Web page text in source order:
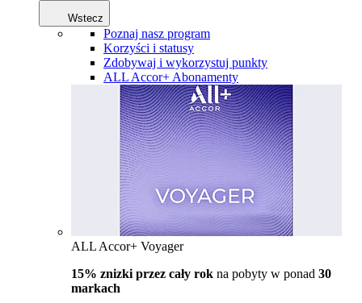
Wstecz
Poznaj nasz program
Korzyści i statusy
Zdobywaj i wykorzystuj punkty
ALL Accor+ Abonamenty
ALL Accor+ Voyager
15% znizki przez cały rok na pobyty w ponad 30
markach